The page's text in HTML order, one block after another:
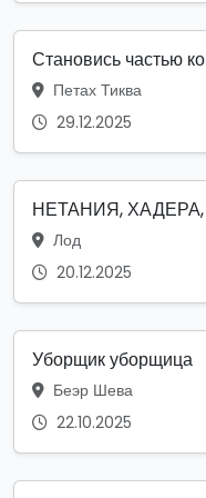
Становись частью
Петах Тиква
29.12.2025
НЕТАНИЯ,
Лод
20.12.2025
Уборщик уборщица
Беэр Шева
22.10.2025